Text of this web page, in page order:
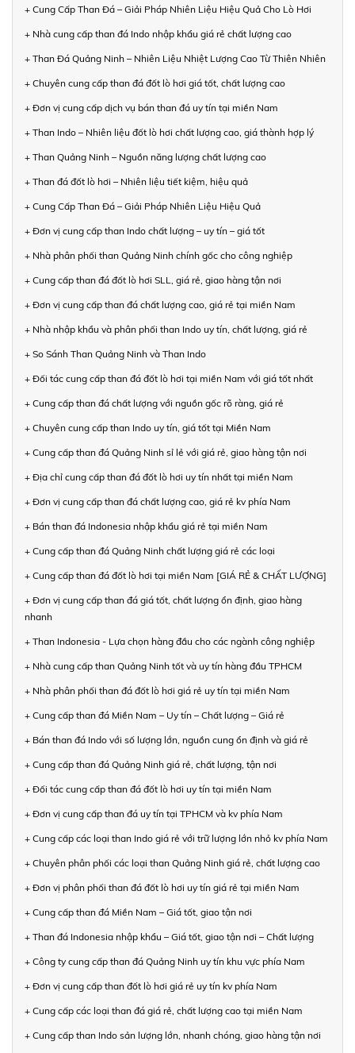
+ Cung Cấp Than Đá – Giải Pháp Nhiên Liệu Hiệu Quả Cho Lò Hơi
+ Nhà cung cấp than đá Indo nhập khẩu giá rẻ chất lượng cao
+ Than Đá Quảng Ninh – Nhiên Liệu Nhiệt Lượng Cao Từ Thiên Nhiên
+ Chuyên cung cấp than đá đốt lò hơi giá tốt, chất lượng cao
+ Đơn vị cung cấp dịch vụ bán than đá uy tín tại miền Nam
+ Than Indo – Nhiên liệu đốt lò hơi chất lượng cao, giá thành hợp lý
+ Than Quảng Ninh – Nguồn năng lượng chất lượng cao
+ Than đá đốt lò hơi – Nhiên liệu tiết kiệm, hiệu quả
+ Cung Cấp Than Đá – Giải Pháp Nhiên Liệu Hiệu Quả
+ Đơn vị cung cấp than Indo chất lượng – uy tín – giá tốt
+ Nhà phân phối than Quảng Ninh chính gốc cho công nghiệp
+ Cung cấp than đá đốt lò hơi SLL, giá rẻ, giao hàng tận nơi
+ Đơn vị cung cấp than đá chất lượng cao, giá rẻ tại miền Nam
+ Nhà nhập khẩu và phân phối than Indo uy tín, chất lượng, giá rẻ
+ So Sánh Than Quảng Ninh và Than Indo
+ Đối tác cung cấp than đá đốt lò hơi tại miền Nam với giá tốt nhất
+ Cung cấp than đá chất lượng với nguồn gốc rõ ràng, giá rẻ
+ Chuyên cung cấp than Indo uy tín, giá tốt tại Miền Nam
+ Cung cấp than đá Quảng Ninh sỉ lẻ với giá rẻ, giao hàng tận nơi
+ Địa chỉ cung cấp than đá đốt lò hơi uy tín nhất tại miền Nam
+ Đơn vị cung cấp than đá chất lượng cao, giá rẻ kv phía Nam
+ Bán than đá Indonesia nhập khẩu giá rẻ tại miền Nam
+ Cung cấp than đá Quảng Ninh chất lượng giá rẻ các loại
+ Cung cấp than đá đốt lò hơi tại miền Nam [GIÁ RẺ & CHẤT LƯỢNG]
+ Đơn vị cung cấp than đá giá tốt, chất lượng ổn định, giao hàng
nhanh
+ Than Indonesia - Lựa chọn hàng đầu cho các ngành công nghiệp
+ Nhà cung cấp than Quảng Ninh tốt và uy tín hàng đầu TPHCM
+ Nhà phân phối than đá đốt lò hơi giá rẻ uy tín tại miền Nam
+ Cung cấp than đá Miền Nam – Uy tín – Chất lượng – Giá rẻ
+ Bán than đá Indo với số lượng lớn, nguồn cung ổn định và giá rẻ
+ Cung cấp than đá Quảng Ninh giá rẻ, chất lượng, tận nơi
+ Đối tác cung cấp than đá đốt lò hơi uy tín tại miền Nam
+ Đơn vị cung cấp than đá uy tín tại TPHCM và kv phía Nam
+ Cung cấp các loại than Indo giá rẻ với trữ lượng lớn nhỏ kv phía Nam
+ Chuyên phân phối các loại than Quảng Ninh giá rẻ, chất lượng cao
+ Đơn vị phân phối than đá đốt lò hơi uy tín giá rẻ tại miền Nam
+ Cung cấp than đá Miền Nam – Giá tốt, giao tận nơi
+ Than đá Indonesia nhập khẩu – Giá tốt, giao tận nơi – Chất lượng
+ Công ty cung cấp than đá Quảng Ninh uy tín khu vực phía Nam
+ Đơn vị cung cấp than đốt lò hơi giá rẻ uy tín kv phía Nam
+ Cung cấp các loại than đá giá rẻ, chất lượng cao tại miền Nam
+ Cung cấp than Indo sản lượng lớn, nhanh chóng, giao hàng tận nơi